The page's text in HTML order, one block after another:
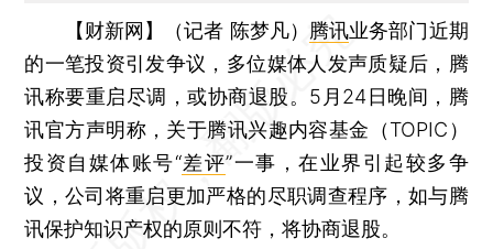
【财新网】（记者 陈梦凡） 腾讯业务部门近期
的一笔投资引发争议，多位媒体人发声质疑后，腾
讯称要重启尽调，或协商退股。5月24日晚间，腾
讯官方声明称，关于腾讯兴趣内容基金（TOPIC）
投资自媒体账号“差评”一事，在业界引起较多争
议，公司将重启更加严格的尽职调查程序，如与腾
讯保护知识产权的原则不符，将协商退股。